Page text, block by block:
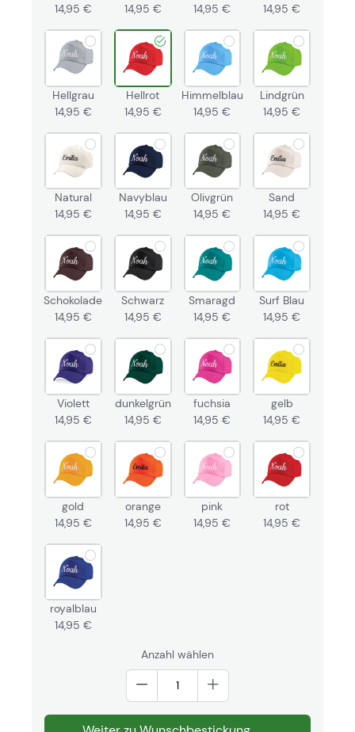
14,95 €
14,95 €
14,95 €
14,95 €
Hellgrau
14,95 €
Hellrot
14,95 €
Himmelblau
14,95 €
Lindgrün
14,95 €
Natural
14,95 €
Navyblau
14,95 €
Olivgrün
14,95 €
Sand
14,95 €
Schokolade
14,95 €
Schwarz
14,95 €
Smaragd
14,95 €
Surf Blau
14,95 €
Violett
14,95 €
dunkelgrün
14,95 €
fuchsia
14,95 €
gelb
14,95 €
gold
14,95 €
orange
14,95 €
pink
14,95 €
rot
14,95 €
royalblau
14,95 €
Anzahl wählen